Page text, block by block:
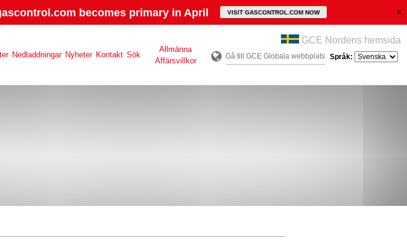
becomes primary in April VISIT GASCONTROL.COM NOW
Nedladdningar Nyheter Kontakt Sök
Allmänna
Affärsvillkor
GCE Nordens hemsida
Gå till GCE Globala webbplats Språk: